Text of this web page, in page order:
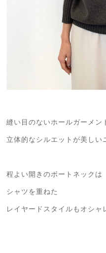
縫い目のないホールガーメン
立体的なシルエットが美しい
程よい開きのボートネックは
シャツを重ねた
レイヤードスタイルもオシャ